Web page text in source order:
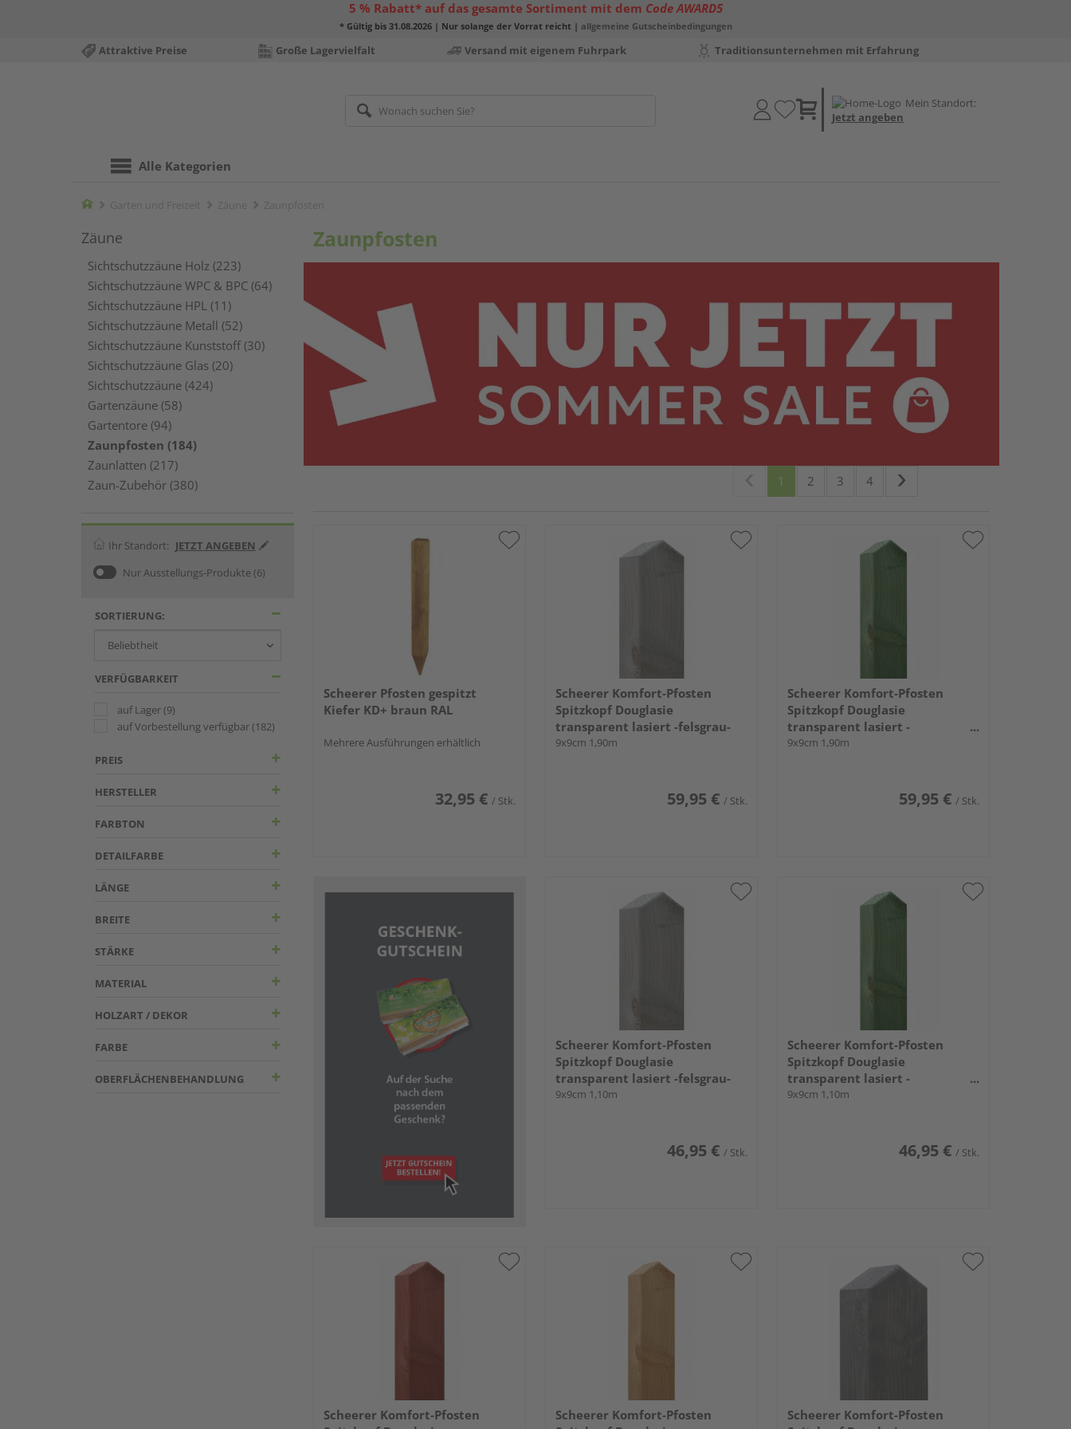
5 % Rabatt* auf das gesamte Sortiment mit dem Code AWARD5
* Gültig bis 31.08.2026 | Nur solange der Vorrat reicht | allgemeine Gutscheinbedingungen
Attraktive Preise Große Lagervielfalt Versand mit eigenem Fuhrpark Traditionsunternehmen mit Erfahrung
Mein Standort:
Jetzt angeben
Alle Kategorien
Home
Zäune
Sichtschutzzäune Holz (223)
Sichtschutzzäune WPC & BPC (64)
Sichtschutzzäune HPL (11)
Sichtschutzzäune Metall (52)
Sichtschutzzäune Kunststoff (30)
Sichtschutzzäune Glas (20)
Sichtschutzzäune (424)
Gartenzäune (58)
Gartentore (94)
Zaunpfosten (184)
Zaunlatten (217)
Zaun-Zubehör (380)
Ihr Standort: JETZT ANGEBEN
Nur Ausstellungs-Produkte (6)
SORTIERUNG:
VERFÜGBARKEIT
auf Lager(9)
auf Vorbestellung verfügbar(182)
PREIS
HERSTELLER
FARBTON
DETAILFARBE
LÄNGE
BREITE
STÄRKE
MATERIAL
HOLZART / DEKOR
FARBE
OBERFLÄCHENBEHANDLUNG
Zaunpfosten
1 2 3 4
Scheerer Pfosten gespitzt
Kiefer KD+ braun RAL
Mehrere Ausführungen erhältlich
32,95 € / Stk.
Scheerer Komfort-Pfosten
Spitzkopf Douglasie
transparent lasiert -felsgrau-
9x9cm 1,90m
59,95 € / Stk.
Scheerer Komfort-Pfosten
Spitzkopf Douglasie
transparent lasiert -
tannengrün-
9x9cm 1,90m
59,95 € / Stk.
Scheerer Komfort-Pfosten
Spitzkopf Douglasie
transparent lasiert -felsgrau-
9x9cm 1,10m
46,95 € / Stk.
Scheerer Komfort-Pfosten
Spitzkopf Douglasie
transparent lasiert -
tannengrün-
9x9cm 1,10m
46,95 € / Stk.
Scheerer Komfort-Pfosten
Scheerer Komfort-Pfosten
Scheerer Komfort-Pfosten